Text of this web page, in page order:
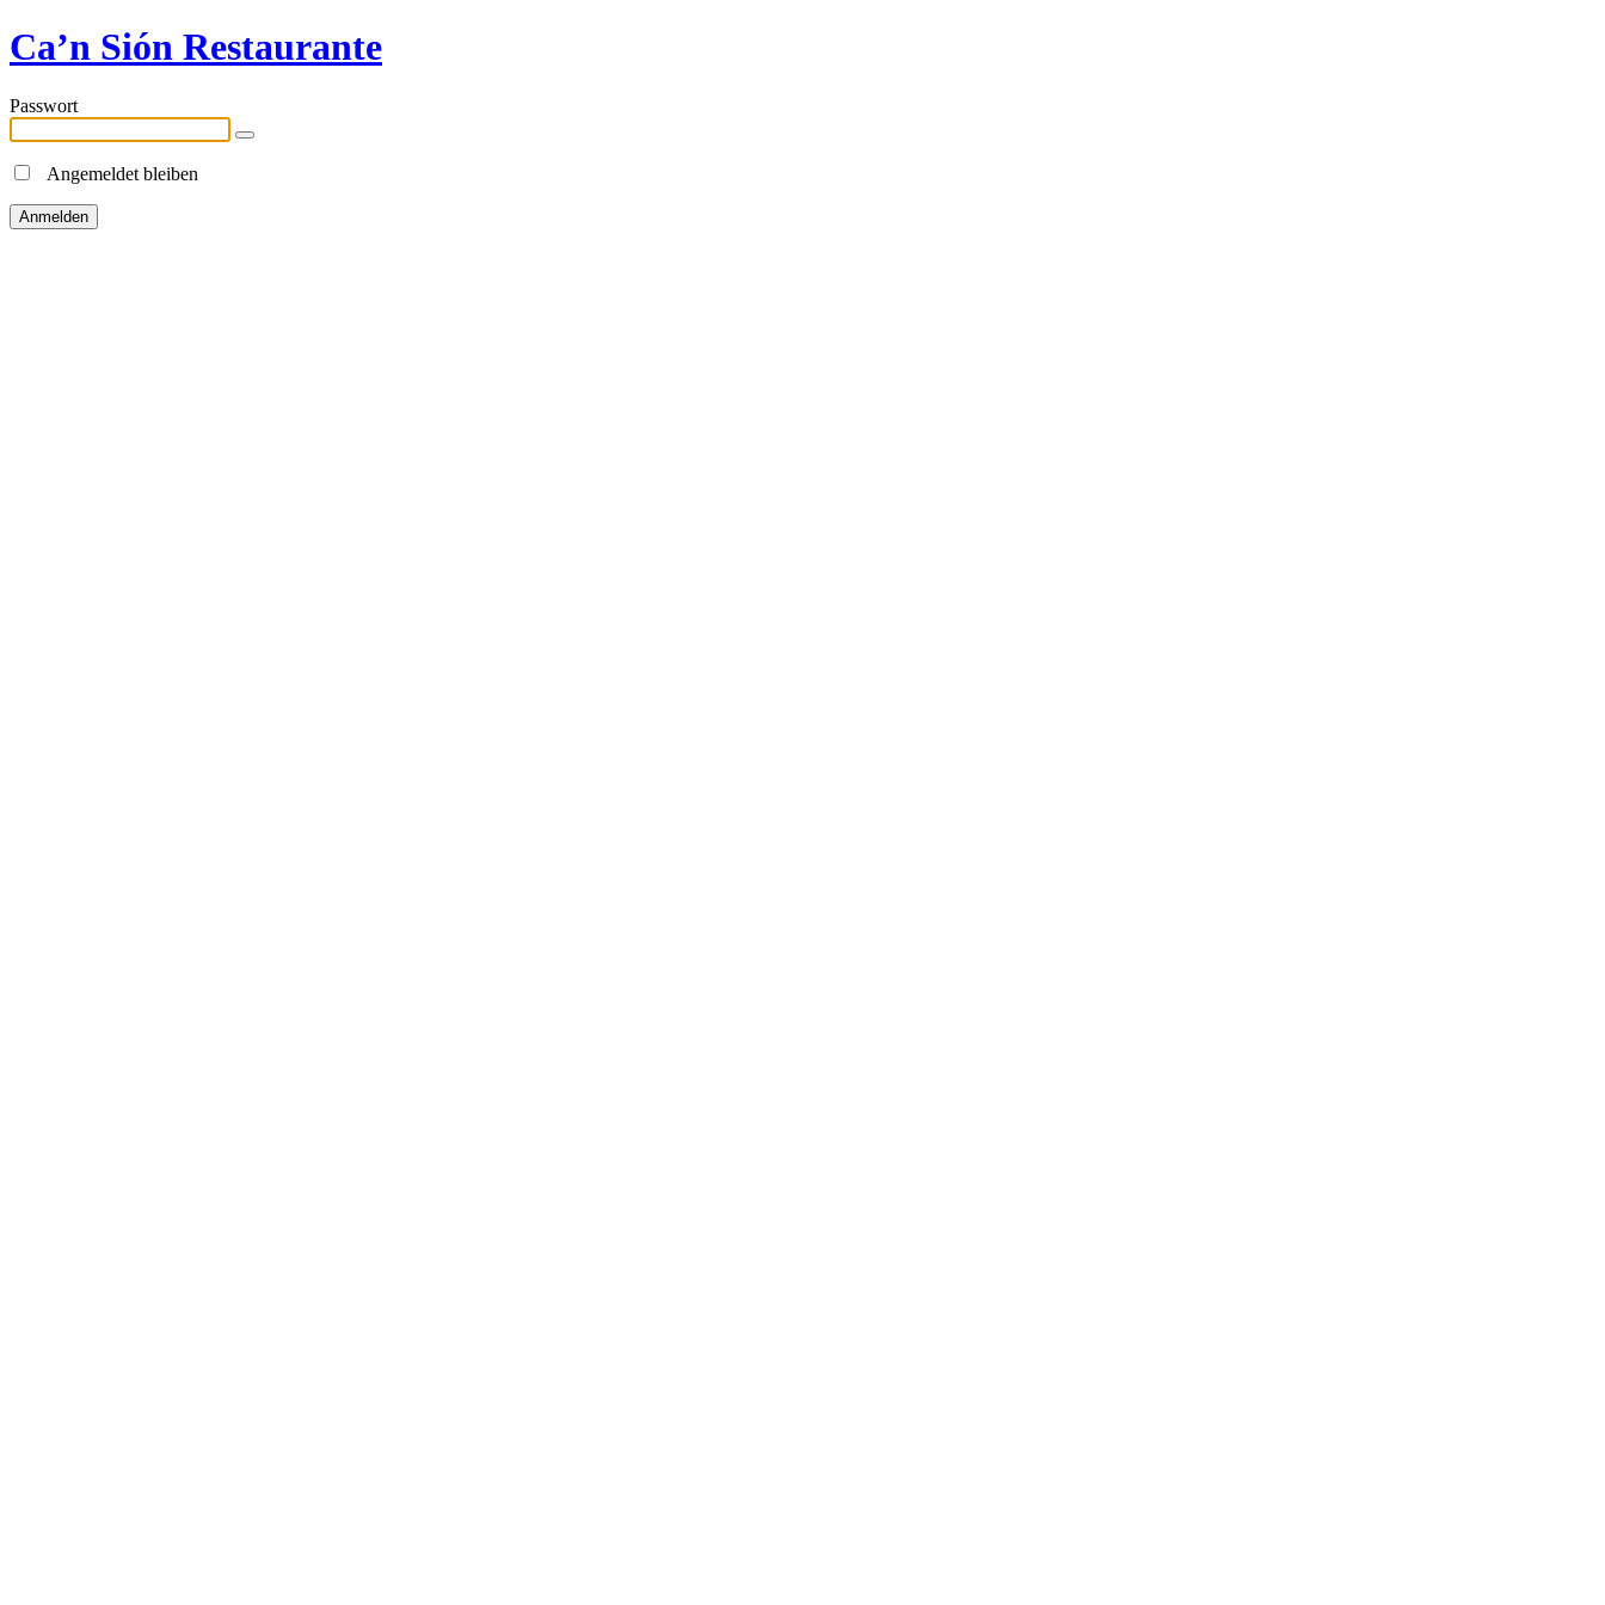
Ca’n Sión Restaurante
Passwort
Angemeldet bleiben